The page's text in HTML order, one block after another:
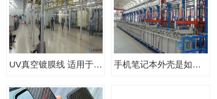
UV真空镀膜线 适用于五金塑胶挂饰真空镀膜 手机笔记本外壳是如何增加硬度与颜色